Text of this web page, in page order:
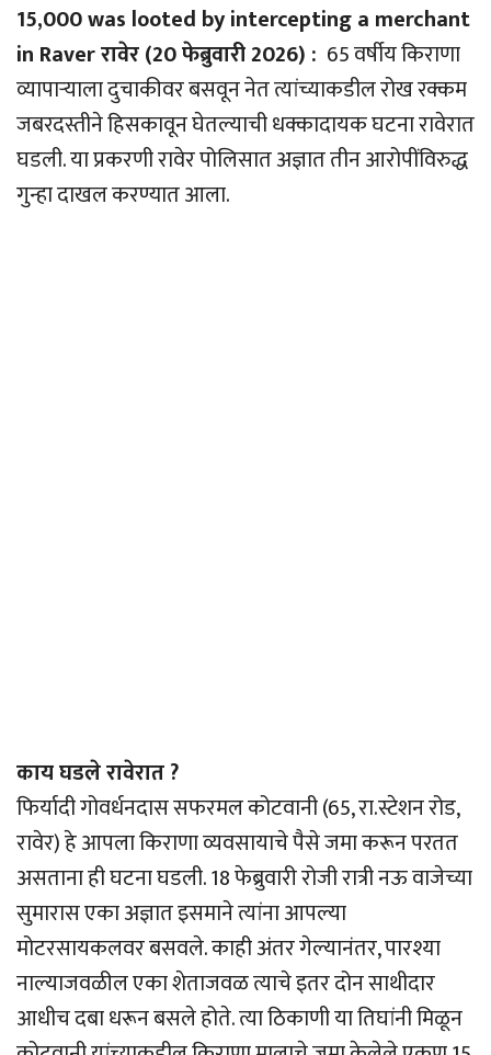
15,000 was looted by intercepting a merchant
in Raver रावेर (20 फेब्रुवारी 2026) : 65 वर्षीय किराणा
व्यापार्‍याला दुचाकीवर बसवून नेत त्यांच्याकडील रोख रक्कम
जबरदस्तीने हिसकावून घेतल्याची धक्कादायक घटना रावेरात
घडली. या प्रकरणी रावेर पोलिसात अज्ञात तीन आरोपींविरुद्ध
गुन्हा दाखल करण्यात आला.
काय घडले रावेरात ?
फिर्यादी गोवर्धनदास सफरमल कोटवानी (65, रा.स्टेशन रोड,
रावेर) हे आपला किराणा व्यवसायाचे पैसे जमा करून परतत
असताना ही घटना घडली. 18 फेब्रुवारी रोजी रात्री नऊ वाजेच्या
सुमारास एका अज्ञात इसमाने त्यांना आपल्या
मोटरसायकलवर बसवले. काही अंतर गेल्यानंतर, पारश्या
नाल्याजवळील एका शेताजवळ त्याचे इतर दोन साथीदार
आधीच दबा धरून बसले होते. त्या ठिकाणी या तिघांनी मिळून